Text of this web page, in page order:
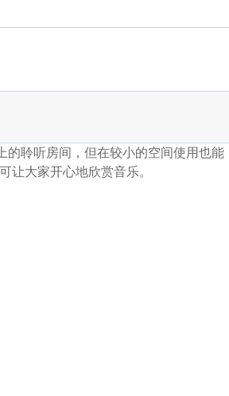
的聆听房间，但在较小的空间使用也能
让大家开心地欣赏音乐。